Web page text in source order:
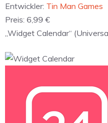
Entwickler: Tin Man Games
Preis: 6,99 €
„Widget Calendar“